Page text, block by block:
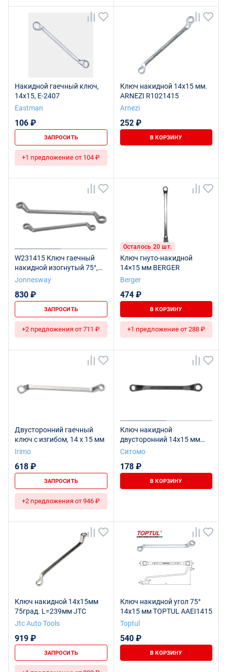
Накидной гаечный ключ,
14x15, E-2407
Eastman
106 ₽
ЗАПРОСИТЬ
+1 предложение от 104 ₽
Ключ накидной 14х15 мм.
ARNEZI R1021415
Arnezi
252 ₽
В КОРЗИНУ
W231415 Ключ гаечный
накидной изогнутый 75°,
14х15 мм
Jonnesway
830 ₽
ЗАПРОСИТЬ
+2 предложения от 711 ₽
Осталось 20 шт.
Ключ гнуто-накидной
14×15 мм BERGER
Berger
474 ₽
В КОРЗИНУ
+1 предложение от 288 ₽
Двусторонний гаечный
ключ с изгибом, 14 x 15 мм
Irimo
618 ₽
ЗАПРОСИТЬ
+2 предложения от 946 ₽
Ключ накидной
двусторонний 14х15 мм
оксидирование SITOMO
Ситомо
178 ₽
В КОРЗИНУ
Ключ накидной 14х15мм
75град. L=239мм JTC
Jtc Auto Tools
919 ₽
ЗАПРОСИТЬ
Ключ накидной угол 75°
14х15 мм TOPTUL AAEI1415
Toptul
540 ₽
В КОРЗИНУ